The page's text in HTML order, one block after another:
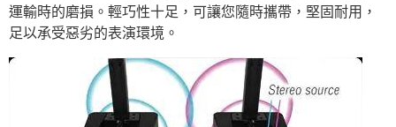
運輸時的磨損。輕巧性十足，可讓您隨時攜帶，堅固耐用，
足以承受惡劣的表演環境。